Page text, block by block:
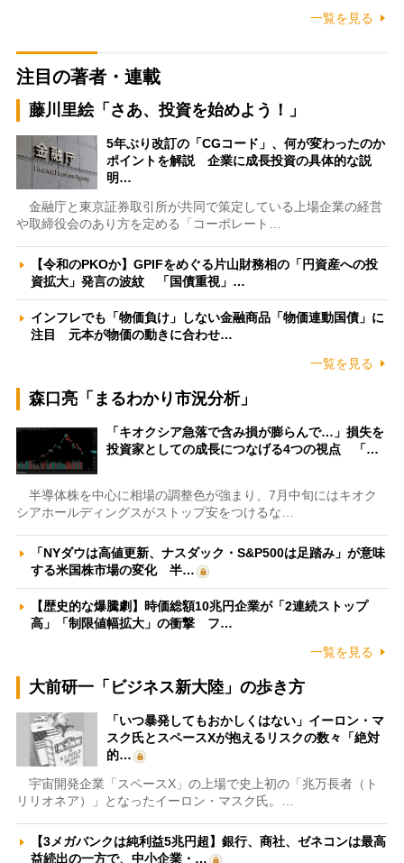
一覧を見る
注目の著者・連載
藤川里絵「さあ、投資を始めよう！」
5年ぶり改訂の「CGコード」、何が変わったのか
ポイントを解説 企業に成長投資の具体的な説
明…
金融庁と東京証券取引所が共同で策定している上場企業の経営
や取締役会のあり方を定める「コーポレート…
【令和のPKOか】GPIFをめぐる片山財務相の「円資産への投
資拡大」発言の波紋 「国債重視」…
インフレでも「物価負け」しない金融商品「物価連動国債」に
注目 元本が物価の動きに合わせ…
一覧を見る
森口亮「まるわかり市況分析」
「キオクシア急落で含み損が膨らんで…」損失を
投資家としての成長につなげる4つの視点 「…
半導体株を中心に相場の調整色が強まり、7月中旬にはキオク
シアホールディングスがストップ安をつけるな…
「NYダウは高値更新、ナスダック・S&P500は足踏み」が意味
する米国株市場の変化 半…
【歴史的な爆騰劇】時価総額10兆円企業が「2連続ストップ
高」「制限値幅拡大」の衝撃 フ…
一覧を見る
大前研一「ビジネス新大陸」の歩き方
「いつ暴発してもおかしくはない」イーロン・マ
スク氏とスペースXが抱えるリスクの数々「絶対
的…
宇宙開発企業「スペースX」の上場で史上初の「兆万長者（ト
リリオネア）」となったイーロン・マスク氏。…
【3メガバンクは純利益5兆円超】銀行、商社、ゼネコンは最高
益続出の一方で、中小企業・…